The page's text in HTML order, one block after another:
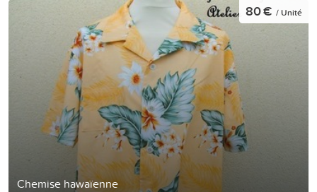
Chemise hawaïenne
80 € / Unité